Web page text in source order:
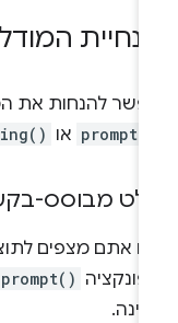
המודל
להנחות את
או
מבוסס-בקשה
אתם מצפים
prompt()